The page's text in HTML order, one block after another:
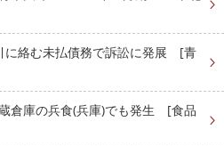
に絡む未払債務で訴訟に発展 [青
倉庫の兵食(兵庫)でも発生 [食品